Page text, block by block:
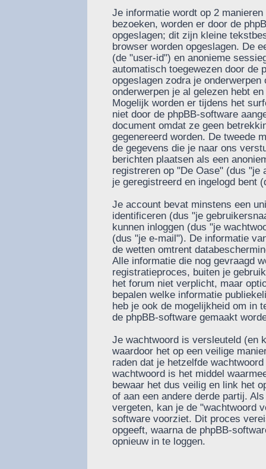
Je informatie wordt op 2
bezoeken, worden er door de
opgeslagen; dit zijn kleine
browser worden opgeslagen. De
(de "user-id") en anonieme
automatisch toegewezen door de
opgeslagen zodra je
onderwerpen je al gelezen hebt
Mogelijk worden er tijdens het
niet door de phpBB-software
document omdat ze geen
gegenereerd worden. De tweede
de gegevens die je naar ons
berichten plaatsen als een
registreren op "De Oase" (dus "je
je geregistreerd en ingelogd bent
Je account bevat minstens een
identificeren (dus "je
kunnen inloggen (dus "je
(dus "je e-mail"). De informatie
de wetten omtrent
Alle informatie die nog gevraagd
registratieproces, buiten je
het forum niet verplicht, maar
bepalen welke informatie
heb je ook de mogelijkheid om in
de phpBB-software gemaakt
Je wachtwoord is versleuteld (en
waardoor het op een veilige
raden dat je hetzelfde
wachtwoord is het middel
bewaar het dus veilig en link het
of aan een andere derde partij.
vergeten, kan je de "wachtwoord
software voorziet. Dit proces
opgeeft, waarna de phpBB-
opnieuw in te loggen.